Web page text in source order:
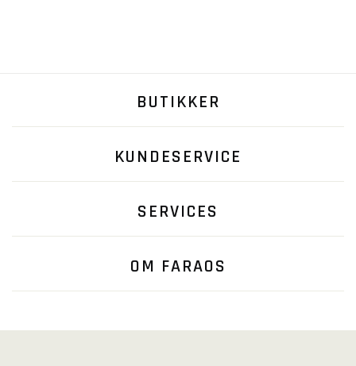
BUTIKKER
KUNDESERVICE
SERVICES
OM FARAOS